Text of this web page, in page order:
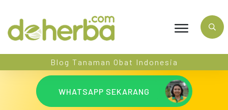
Blog Tanaman Obat Indonesia
WHATSAPP SEKARANG